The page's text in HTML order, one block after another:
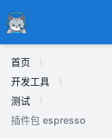
Ducafecat
首页
开发工具
测试
插件包 espresso